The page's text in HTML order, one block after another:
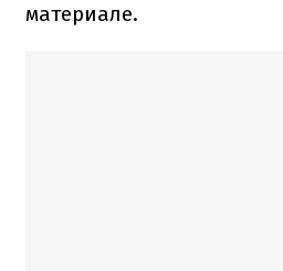
материале.